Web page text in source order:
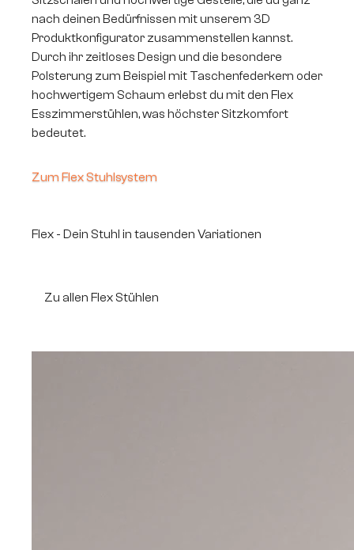
nach deinen Bedürfnissen mit unserem 3D
Produktkonfigurator zusammenstellen kannst.
Durch ihr zeitloses Design und die besondere
Polsterung zum Beispiel mit Taschenfederkern oder
hochwertigem Schaum erlebst du mit den Flex
Esszimmerstühlen, was höchster Sitzkomfort
bedeutet.
Zum Flex Stuhlsystem
Flex - Dein Stuhl in tausenden Variationen
Zu allen Flex Stühlen